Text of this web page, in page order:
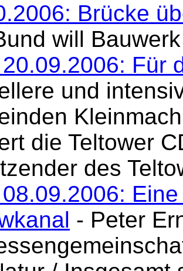
Brücke
will
Für
und
die Teltower
des
- Peter